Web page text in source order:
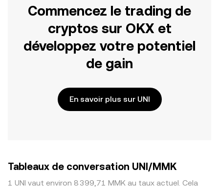
Commencez le trading de
cryptos sur OKX et
développez votre potentiel
de gain
En savoir plus sur UNI
Tableaux de conversation UNI/MMK
1 UNI vaut environ 8 399,71 MMK au taux actuel. Cela